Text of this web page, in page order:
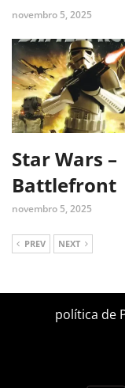
novembro 5, 2025
Star Wars –
Battlefront
novembro 5, 2025
PREV NEXT
política de